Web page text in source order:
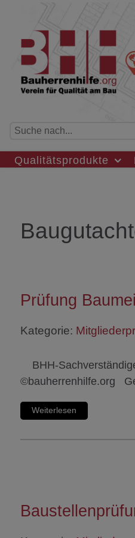
Qualitätsprodukte
Prüfung
Kategorie:
BHH-
©bauherrenhilfe.org
Weiterlesen